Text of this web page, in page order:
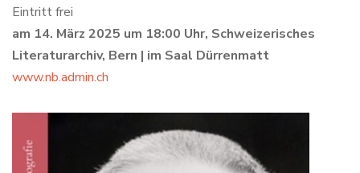
Eintritt frei
am 14. März 2025 um 18:00 Uhr, Schweizerisches
Literaturarchiv, Bern | im Saal Dürrenmatt
www.nb.admin.ch